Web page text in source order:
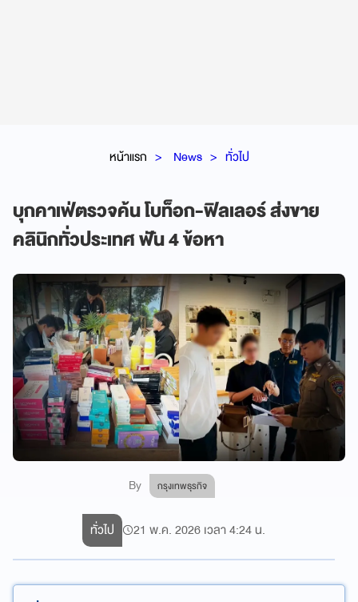
หน้าแรก News ทั่วไป
บุกคาเฟ่ตรวจค้น โบท็อก-ฟิลเลอร์ ส่งขาย
คลินิกทั่วประเทศ ฟัน 4 ข้อหา
By กรุงเทพธุรกิจ
ทั่วไป 21 พ.ค. 2026 เวลา 4:24 น.